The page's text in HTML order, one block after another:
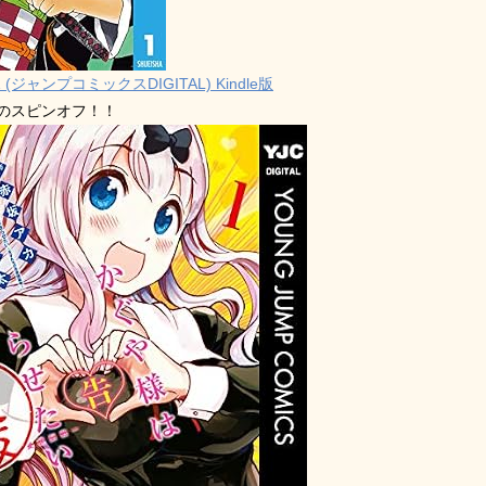
(ジャンプコミックスDIGITAL) Kindle版
スピンオフ！！